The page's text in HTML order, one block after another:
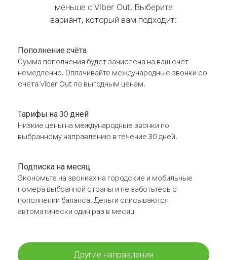
меньше с Viber Out. Выберите
вариант, который вам подходит:
Пополнение счёта
Сумма пополнения будет зачислена на ваш счёт
немедленно. Оплачивайте международные звонки со
счёта Viber Out по выгодным ценам.
Тарифы на 30 дней
Низкие цены на международные звонки по
выбранному направлению в течение 30 дней.
Подписка на месяц
Экономьте на звонках на городские и мобильные
номера выбранной страны и не заботьтесь о
пополнении баланса. Деньги списываются
автоматически один раз в месяц
Другие направления